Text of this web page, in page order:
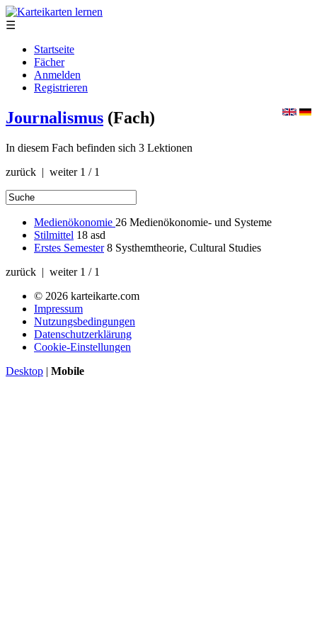
☰
Startseite
Fächer
Anmelden
Registrieren
Journalismus (Fach)
In diesem Fach befinden sich 3 Lektionen
zurück | weiter 1 / 1
Medienökonomie 26 Medienökonomie- und Systeme
Stilmittel 18 asd
Erstes Semester 8 Systhemtheorie, Cultural Studies
zurück | weiter 1 / 1
© 2026 karteikarte.com
Impressum
Nutzungsbedingungen
Datenschutzerklärung
Cookie-Einstellungen
Desktop | Mobile